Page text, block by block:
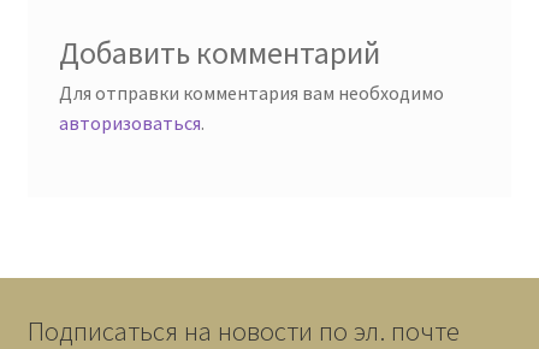
Добавить комментарий
Для отправки комментария вам необходимо
авторизоваться.
Подписаться на новости по эл. почте